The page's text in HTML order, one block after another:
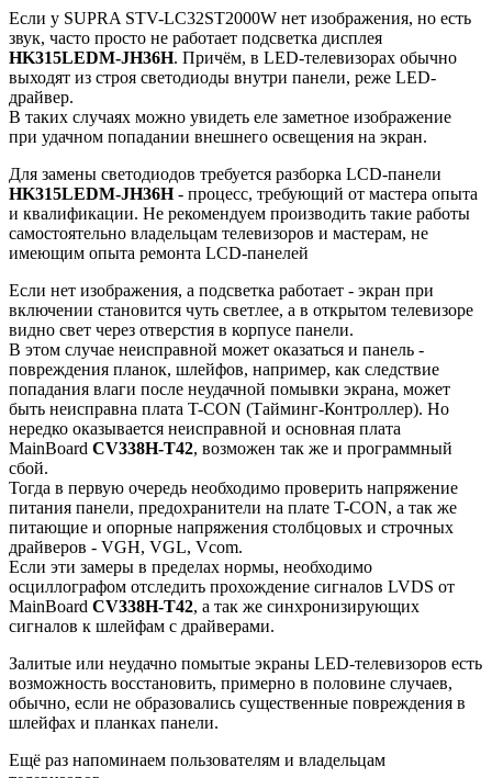
Если у SUPRA STV-LC32ST2000W нет изображения, но есть
звук, часто просто не работает подсветка дисплея
HK315LEDM-JH36H. Причём, в LED-телевизорах обычно
выходят из строя светодиоды внутри панели, реже LED-
драйвер.
В таких случаях можно увидеть еле заметное изображение
при удачном попадании внешнего освещения на экран.
Для замены светодиодов требуется разборка LCD-панели
HK315LEDM-JH36H- процесс, требующий от мастера опыта
и квалификации. Не рекомендуем производить такие работы
самостоятельно владельцам телевизоров и мастерам, не
имеющим опыта ремонта LCD-панелей
Если нет изображения, а подсветка работает - экран при
включении становится чуть светлее, а в открытом телевизоре
видно свет через отверстия в корпусе панели.
В этом случае неисправной может оказаться и панель -
повреждения планок, шлейфов, например, как следствие
попадания влаги после неудачной помывки экрана, может
быть неисправна плата T-CON (Тайминг-Контроллер). Но
нередко оказывается неисправной и основная плата
MainBoard CV338H-T42, возможен так же и программный
сбой.
Тогда в первую очередь необходимо проверить напряжение
питания панели, предохранители на плате T-CON, а так же
питающие и опорные напряжения столбцовых и строчных
драйверов - VGH, VGL, Vcom.
Если эти замеры в пределах нормы, необходимо
осциллографом отследить прохождение сигналов LVDS от
MainBoard CV338H-T42, а так же синхронизирующих
сигналов к шлейфам с драйверами.
Залитые или неудачно помытые экраны LED-телевизоров есть
возможность восстановить, примерно в половине случаев,
обычно, если не образовались существенные повреждения в
шлейфах и планках панели.
Ещё раз напоминаем пользователям и владельцам